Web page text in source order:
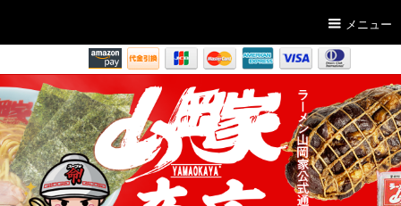
メニュー